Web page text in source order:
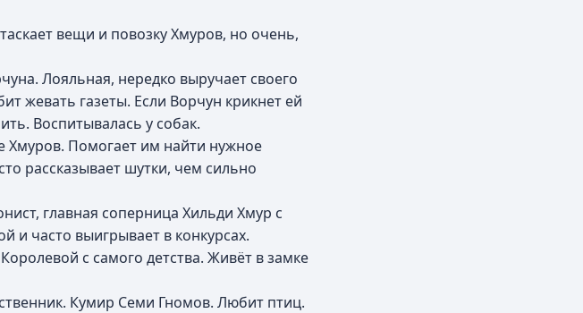
вещи и повозку Хмуров, но очень,
Лояльная, нередко выручает своего
жевать газеты. Если Ворчун крикнет ей
Воспитывалась у собак.
Помогает им найти нужное
рассказывает шутки, чем сильно
главная соперница Хильди Хмур с
и часто выигрывает в конкурсах.
с самого детства. Живёт в замке
Кумир Семи Гномов. Любит птиц.